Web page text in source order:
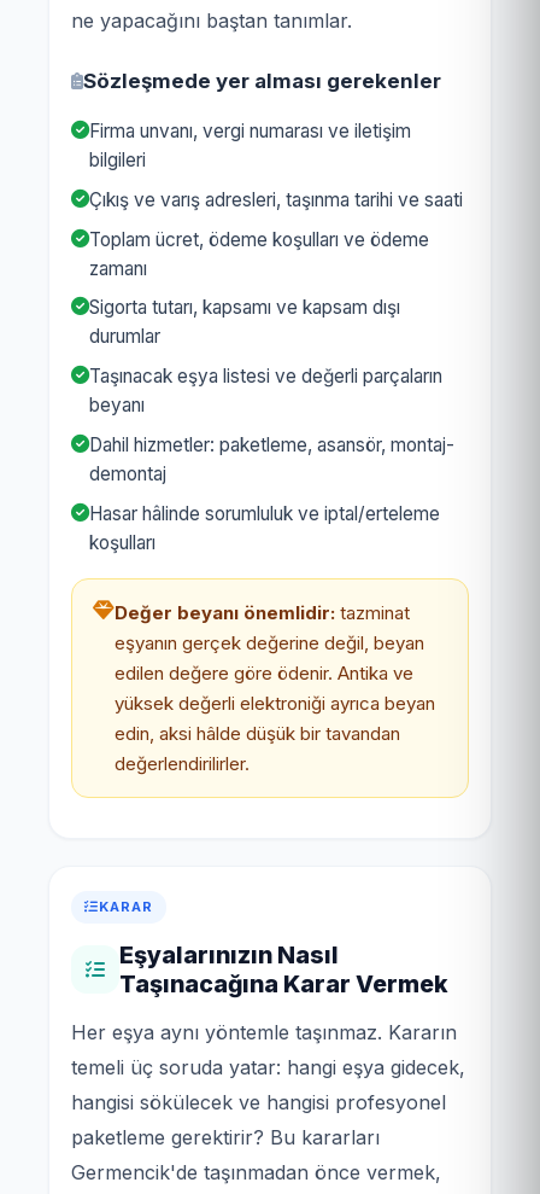
ne yapacağını baştan tanımlar.
Sözleşmede yer alması gerekenler
Firma unvanı, vergi numarası ve iletişim
bilgileri
Çıkış ve varış adresleri, taşınma tarihi ve saati
Toplam ücret, ödeme koşulları ve ödeme
zamanı
Sigorta tutarı, kapsamı ve kapsam dışı
durumlar
Taşınacak eşya listesi ve değerli parçaların
beyanı
Dahil hizmetler: paketleme, asansör, montaj-
demontaj
Hasar hâlinde sorumluluk ve iptal/erteleme
koşulları
Değer beyanı önemlidir: tazminat
eşyanın gerçek değerine değil, beyan
edilen değere göre ödenir. Antika ve
yüksek değerli elektroniği ayrıca beyan
edin, aksi hâlde düşük bir tavandan
değerlendirilirler.
KARAR
Eşyalarınızın Nasıl
Taşınacağına Karar Vermek
Her eşya aynı yöntemle taşınmaz. Kararın
temeli üç soruda yatar: hangi eşya gidecek,
hangisi sökülecek ve hangisi profesyonel
paketleme gerektirir? Bu kararları
Germencik'de taşınmadan önce vermek,